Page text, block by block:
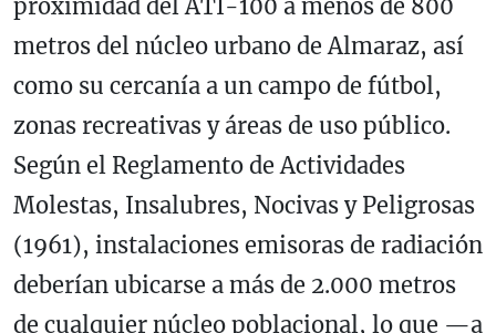
proximidad del ATI-100 a menos de 800
metros del núcleo urbano de Almaraz, así
como su cercanía a un campo de fútbol,
zonas recreativas y áreas de uso público.
Según el Reglamento de Actividades
Molestas, Insalubres, Nocivas y Peligrosas
(1961), instalaciones emisoras de radiación
deberían ubicarse a más de 2.000 metros
de cualquier núcleo poblacional, lo que —a